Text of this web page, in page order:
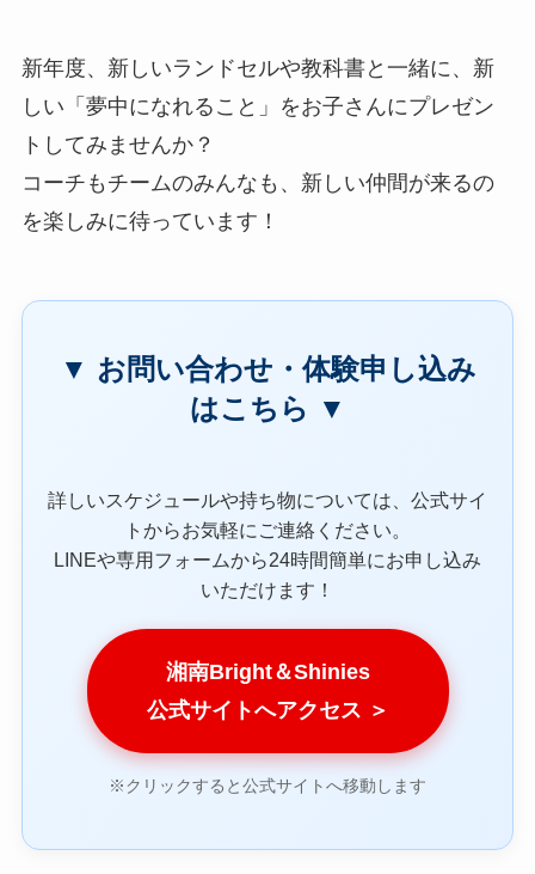
新年度、新しいランドセルや教科書と一緒に、新
しい「夢中になれること」をお子さんにプレゼン
トしてみませんか？
コーチもチームのみんなも、新しい仲間が来るの
を楽しみに待っています！
▼ お問い合わせ・体験申し込み
はこちら ▼
詳しいスケジュールや持ち物については、公式サイ
トからお気軽にご連絡ください。
LINEや専用フォームから24時間簡単にお申し込み
いただけます！
湘南Bright＆Shinies
公式サイトへアクセス ＞
※クリックすると公式サイトへ移動します